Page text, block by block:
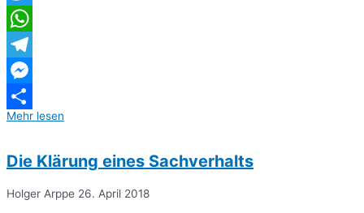
Twitter
WhatsApp
Telegram
Messenger
Teilen
Mehr lesen
Die Klärung eines Sachverhalts
Holger Arppe 26. April 2018